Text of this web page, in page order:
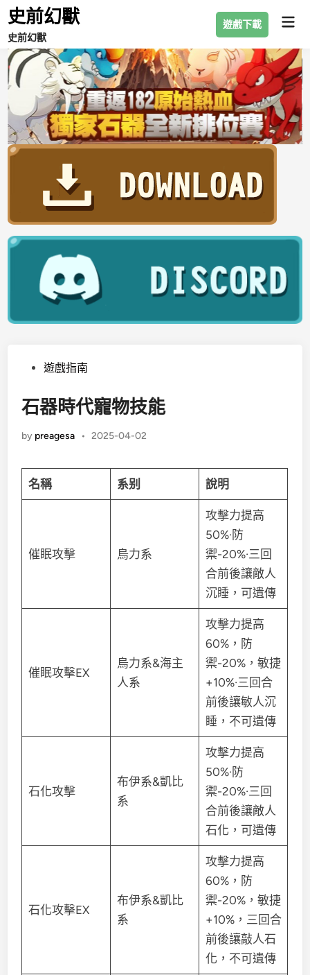
史前幻獸
史前幻獸
遊戲下載
遊戲指南
石器時代寵物技能
by preagesa • 2025-04-02
名稱 系别 說明
催眠攻擊 烏力系
攻擊力提高
50%·防
禦-20%·三回
合前後讓敵人
沉睡，可遺傳
催眠攻擊EX
烏力系&海主
人系
攻擊力提高
60%，防
禦-20%，敏捷
+10%·三回合
前後讓敏人沉
睡，不可遺傳
石化攻擊
布伊系&凱比
系
攻擊力提高
50%·防
禦-20%·三回
合前後讓敵人
石化，可遺傳
石化攻擊EX
布伊系&凱比
系
攻擊力提高
60%，防
禦-20%，敏捷
+10%，三回合
前後讓敲人石
化，不可遺傳